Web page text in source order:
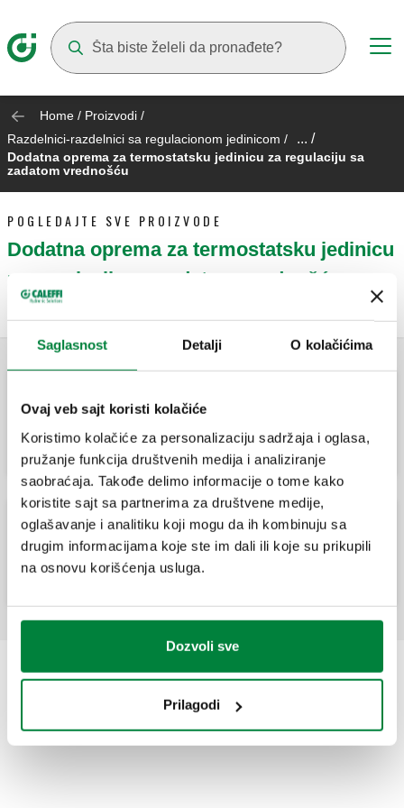
Saglasnost Detalji O kolačićima
Ovaj veb sajt koristi kolačiće
Koristimo kolačiće za personalizaciju sadržaja i oglasa,
pružanje funkcija društvenih medija i analiziranje
saobraćaja. Takođe delimo informacije o tome kako
koristite sajt sa partnerima za društvene medije,
oglašavanje i analitiku koji mogu da ih kombinuju sa
drugim informacijama koje ste im dali ili koje su prikupili
na osnovu korišćenja usluga.
Dozvoli sve
Prilagodi
Home / Proizvodi /
Razdelnici-razdelnici sa regulacionom jedinicom / ... /
Dodatna oprema za termostatsku jedinicu za regulaciju sa
zadatom vrednošću
POGLEDAJTE SVE PROIZVODE
Dodatna oprema za termostatsku jedinicu
za regulaciju sa zadatom vrednošću
Kutija za razvodnike serije 662, 671 and
668...S1, 664 i 665 i regulacione jedinice
serije 182.
Diferencijalni optočni komplet sa fiksnim
podešavanjem 25 kPa (2500 mm w.g.).